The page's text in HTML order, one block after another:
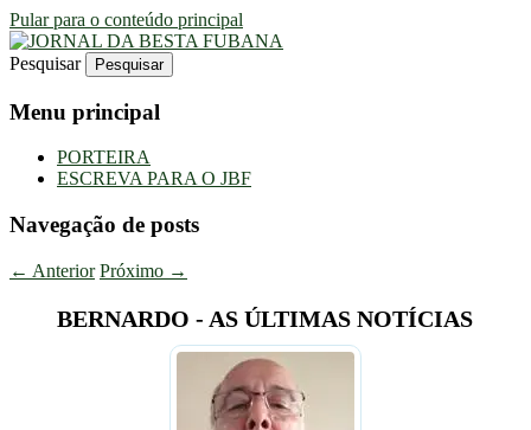
Pular para o conteúdo principal
JORNAL DA BESTA FUBANA
Uma Gazeta Escrota
Pesquisar
Menu principal
PORTEIRA
ESCREVA PARA O JBF
Navegação de posts
← Anterior Próximo →
BERNARDO - AS ÚLTIMAS NOTÍCIAS